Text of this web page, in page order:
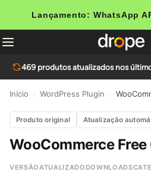
Lançamento: WhatsApp
469 produtos atualizados nos
Início WordPress Plugin
Produto original Atualização
WooCommerce
VERSÃOATUALIZADO DOWNLOADS